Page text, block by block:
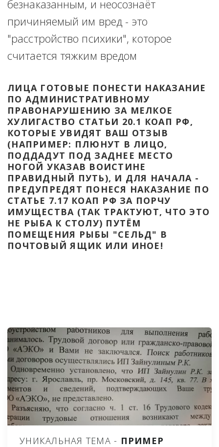
безнаказанным, и неосознаёт
причиняемый им вред - это
"расстройство психики", которое
считается тяжким вредом
ЛИЦА ГОТОВЫЕ ПОНЕСТИ НАКАЗАНИЕ
ПО АДМИНИСТРАТИВНОМУ
ПРАВОНАРУШЕНИЮ ЗА МЕЛКОЕ
ХУЛИГАСТВО СТАТЬИ 20.1 КОАП РФ,
КОТОРЫЕ УВИДЯТ ВАШ ОТЗЫВ
(НАПРИМЕР: ПЛЮНУТ В ЛИЦО,
ПОДДАДУТ ПОД ЗАДНЕЕ МЕСТО
НОГОЙ УКАЗАВ ВОИСТИНЕ
ПРАВИДНЫЙ ПУТЬ), И ДЛЯ НАЧАЛА -
ПРЕДУПРЕДЯТ ПОНЕСЯ НАКАЗАНИЕ ПО
СТАТЬЕ 7.17 КОАП РФ ЗА ПОРЧУ
ИМУЩЕСТВА (ТАК ТРАКТУЮТ, ЧТО ЭТО
НЕ РЫБА К СТОЛУ) ПУТЁМ
ПОМЕЩЕНИЯ РЫБЫ "СЕЛЬД" В
ПОЧТОВЫЙ ЯЩИК ИЛИ ИНОЕ!
УНИКАЛЬНАЯ ТЕМА - ПРИМЕР